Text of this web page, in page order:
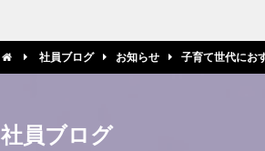
社員ブログ お知らせ 子育て世代にお
社員ブログ